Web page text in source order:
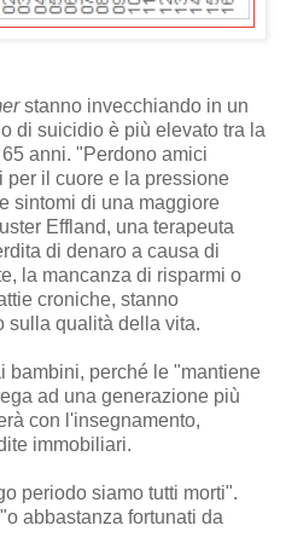
stanno invecchiando in un
di suicidio è più elevato tra la
anni. "Perdono amici
per il cuore e la pressione
sintomi di una maggiore
Effland, una terapeuta
di denaro a causa di
la mancanza di risparmi o
croniche, stanno
sulla qualità della vita.
bambini, perché le "mantiene
ad una generazione più
con l'insegnamento,
immobiliari.
periodo siamo tutti morti".
abbastanza fortunati da